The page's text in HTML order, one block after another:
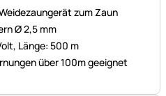
zum Zaun
Ø 2,5 mm
Länge: 500 m
über 100m geeignet